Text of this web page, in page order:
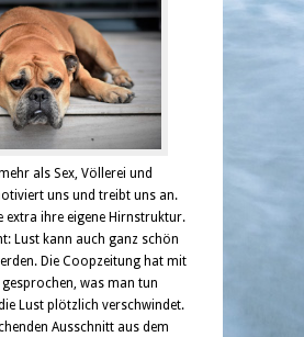
als Sex, Völlerei und
uns und treibt uns an.
extra ihre eigene Hirnstruktur.
Lust kann auch ganz schön
Die Coopzeitung hat mit
was man tun
Lust plötzlich verschwindet.
Ausschnitt aus dem